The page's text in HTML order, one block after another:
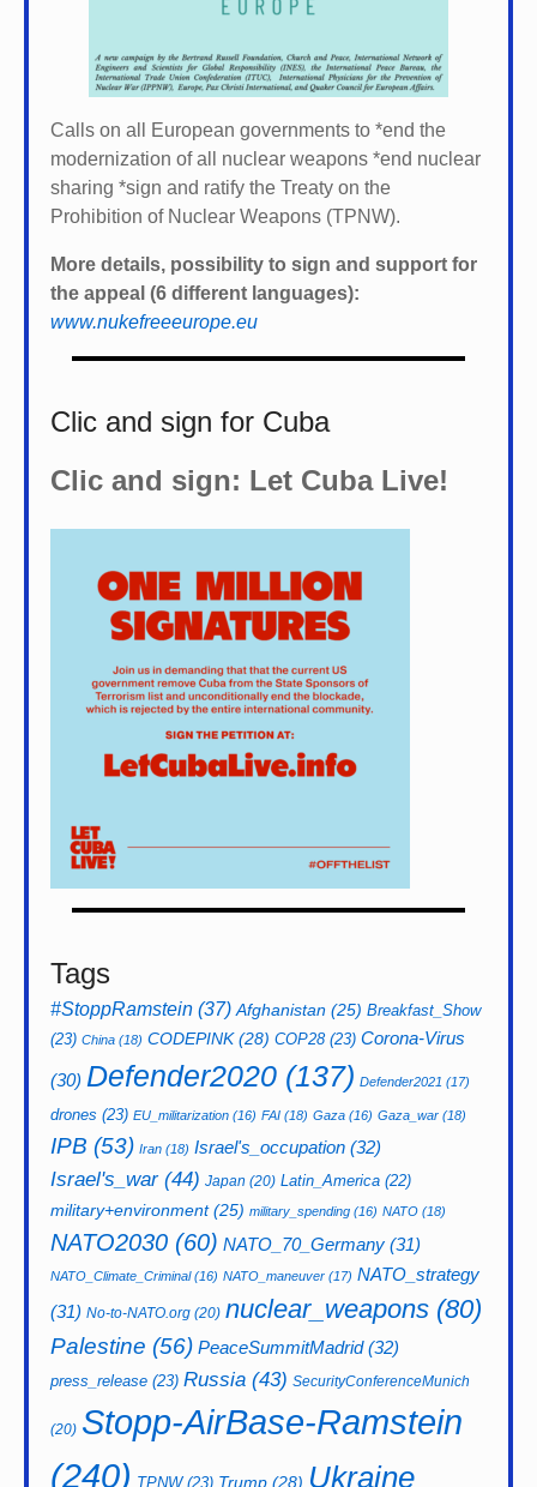
Calls on all European governments to *end the
modernization of all nuclear weapons *end nuclear
sharing *sign and ratify the Treaty on the
Prohibition of Nuclear Weapons (TPNW).
More details, possibility to sign and support for
the appeal (6 different languages):
www.nukefreeeurope.eu
Clic and sign for Cuba
Clic and sign: Let Cuba Live!
Tags
#StoppRamstein (37) Afghanistan (25) Breakfast_Show
(23) China (18) CODEPINK(28) COP28(23) Corona-Virus
(30) Defender2020 (137) Defender2021 (17)
drones (23) EU_militarization (16) FAI (18) Gaza (16) Gaza_war (18)
IPB (53) Iran (18) Israel's_occupation (32)
Israel's_war(44) Japan (20) Latin_America (22)
military+environment(25) military_spending (16) NATO (18)
NATO2030 (60) NATO_70_Germany (31)
NATO_Climate_Criminal(16) NATO_maneuver (17) NATO_strategy
(31) No-to-NATO.org (20) nuclear_weapons (80)
Palestine (56) PeaceSummitMadrid(32)
press_release (23) Russia (43) SecurityConferenceMunich
(20) Stopp-AirBase-Ramstein
(240) TPNW(23) Trump (28) Ukraine